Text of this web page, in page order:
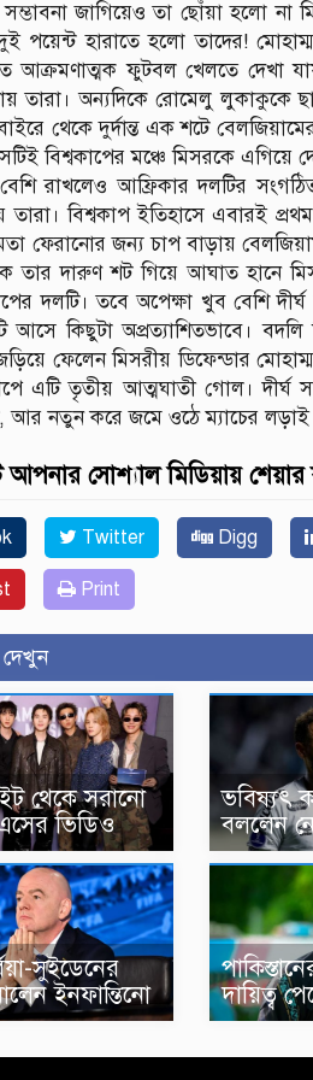
জাগিয়েও তা ছোঁয়া হলো না
পয়েন্ট হারাতে হলো তাদের!
আক্রমণাত্মক ফুটবল খেলতে দেখা
তারা। অন্যদিকে রোমেলু লুকাকুকে
থেকে দুর্দান্ত এক শটে
বিশ্বকাপের মঞ্চে মিসরকে এগিয়ে
রাখলেও আফ্রিকার দলটির
তারা। বিশ্বকাপ ইতিহাসে এবারই
ফেরানোর জন্য চাপ বাড়ায়
তার দারুণ শট গিয়ে আঘাত হানে
দলটি। তবে অপেক্ষা খুব বেশি
আসে কিছুটা অপ্রত্যাশিতভাবে।
ফেলেন মিসরীয় ডিফেন্ডার
এটি তৃতীয় আত্মঘাতী গোল।
আর নতুন করে জমে ওঠে ম্যাচের
আপনার সোশ্যাল মিডিয়ায়
Twitter Digg
Print
থেকে সরানো
ভিডিও
ভবিষ্যৎ
বললেন
সুইডেনের
ইনফান্তিনো
দায়িত্ব